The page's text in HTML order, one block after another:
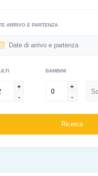
ARRIVO E PARTENZA
+
-
BAMBINI
+
-